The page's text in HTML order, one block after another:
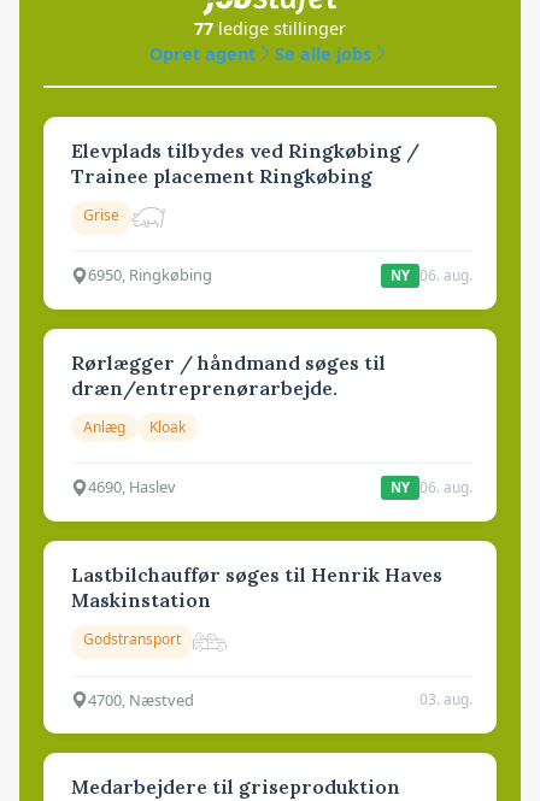
77 ledige stillinger
Opret agent
Se alle jobs
Elevplads tilbydes ved Ringkøbing /
Trainee placement Ringkøbing
Grise
6950, Ringkøbing NY 06. aug.
Rørlægger / håndmand søges til
dræn/entreprenørarbejde.
Anlæg Kloak
4690, Haslev NY 06. aug.
Lastbilchauffør søges til Henrik Haves
Maskinstation
Godstransport
4700, Næstved 03. aug.
Medarbejdere til griseproduktion